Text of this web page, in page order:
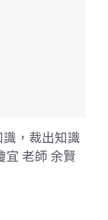
，裁出知識
宜 老師 余賢